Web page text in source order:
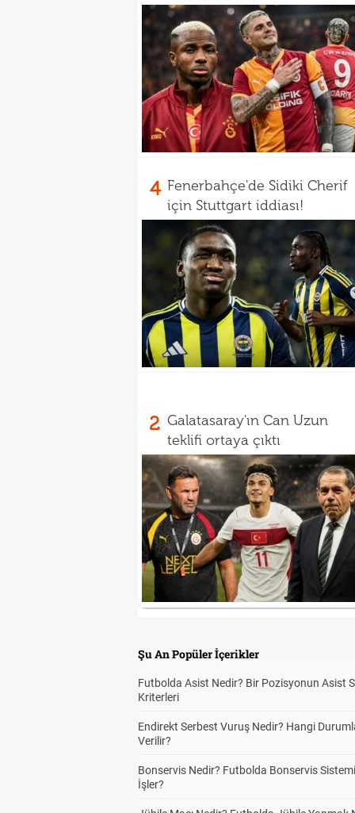
4 Fenerbahçe'de Sidiki Cherif
için Stuttgart iddiası!
2 Galatasaray'ın Can Uzun
teklifi ortaya çıktı
Şu An Popüler İçerikler
Futbolda Asist Nedir? Bir Pozisyonun Asist
Kriterleri
Endirekt Serbest Vuruş Nedir? Hangi
Verilir?
Bonservis Nedir? Futbolda Bonservis Sistemi
İşler?